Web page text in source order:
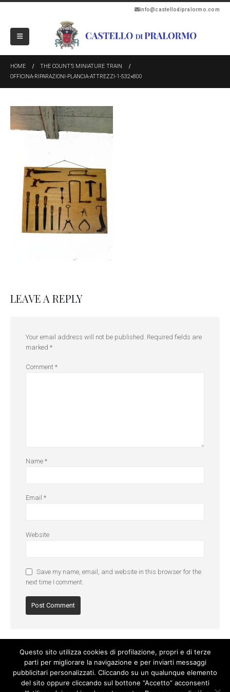
info@castellodipralormo.com
HOME
THE COUNT’S MINIATURE TRAIN
OFFICINA-RIPARAZIONI-PLANCIA-ATTREZZI-1-532×800
LEAVE A REPLY
Your email address will not be published. Required fields are
marked *
Comment *
Name *
Email *
Website
Save my name, email, and website in this browser for the
next time I comment.
Questo sito utilizza cookies di profilazione, propri e di terze
parti per migliorare la navigazione e per inviarti messaggi
pubblicitari personalizzati. Cliccando su un qualunque elemento
del sito oppure cliccando sul bottone “Accetto” acconsenti